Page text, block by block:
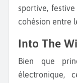
sportive,
cohésion entre
Into The
Bien que principalement axé sur la musique
électronique,